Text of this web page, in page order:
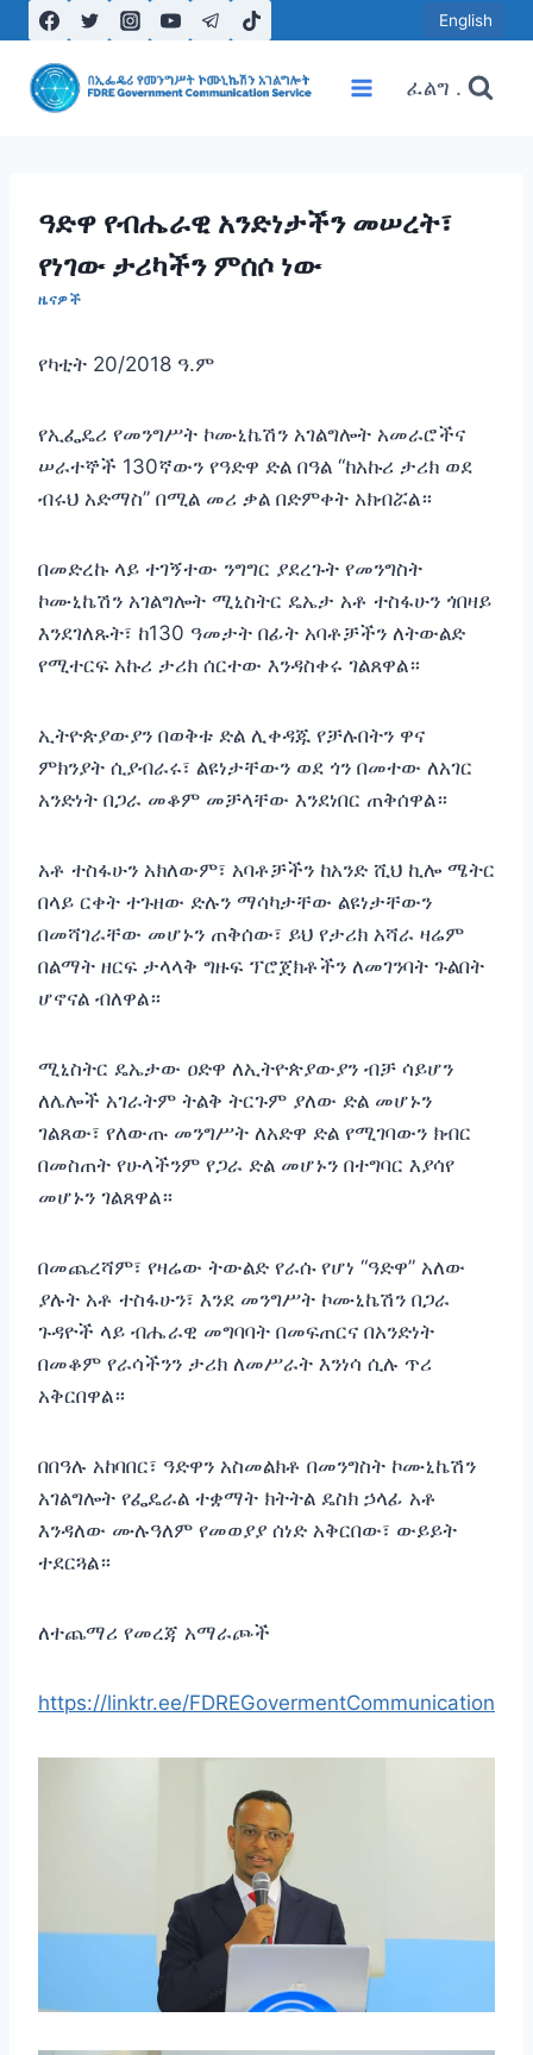
to
content
English
ፈልግ .
ዓድዋ የብሔራዊ አንድነታችን መሠረት፣
የነገው ታሪካችን ምሰሶ ነው
ዜናዎች
የካቲት 20/2018 ዓ.ም
የኢፌዴሪ የመንግሥት ኮሙኒኬሽን አገልግሎት አመራሮችና
ሠራተኞች 130ኛውን የዓድዋ ድል በዓል “ከአኩሪ ታሪክ ወደ
ብሩህ አድማስ” በሚል መሪ ቃል በድምቀት አክብሯል።
በመድረኩ ላይ ተገኝተው ንግግር ያደረጉት የመንግስት
ኮሙኒኬሽን አገልግሎት ሚኒስትር ዴኤታ አቶ ተስፋሁን ጎበዛይ
እንደገለጹት፣ ከ130 ዓመታት በፊት አባቶቻችን ለትውልድ
የሚተርፍ አኩሪ ታሪክ ሰርተው እንዳስቀሩ ገልጸዋል።
ኢትዮጵያውያን በወቅቱ ድል ሊቀዳጁ የቻሉበትን ዋና
ምክንያት ሲያብራሩ፣ ልዩነታቸውን ወደ ጎን በመተው ለአገር
አንድነት በጋራ መቆም መቻላቸው እንደነበር ጠቅሰዋል።
አቶ ተስፋሁን አክለውም፣ አባቶቻችን ከአንድ ሺህ ኪሎ ሜትር
በላይ ርቀት ተጉዘው ድሉን ማሳካታቸው ልዩነታቸውን
በመሻገራቸው መሆኑን ጠቅሰው፣ ይህ የታሪክ አሻራ ዛሬም
በልማት ዘርፍ ታላላቅ ግዙፍ ፕሮጀክቶችን ለመገንባት ጉልበት
ሆኖናል ብለዋል።
ሚኒስትር ዴኤታው ዐድዋ ለኢትዮጵያውያን ብቻ ሳይሆን
ለሌሎች አገራትም ትልቅ ትርጉም ያለው ድል መሆኑን
ገልጸው፣ የለውጡ መንግሥት ለአድዋ ድል የሚገባውን ክብር
በመስጠት የሁላችንም የጋራ ድል መሆኑን በተግባር እያሳየ
መሆኑን ገልጸዋል።
በመጨረሻም፣ የዛሬው ትውልድ የራሱ የሆነ “ዓድዋ” አለው
ያሉት አቶ ተስፋሁን፣ እንደ መንግሥት ኮሙኒኬሽን በጋራ
ጉዳዮች ላይ ብሔራዊ መግባባት በመፍጠርና በአንድነት
በመቆም የራሳችንን ታሪክ ለመሥራት እንነሳ ሲሉ ጥሪ
አቅርበዋል።
በበዓሉ አከባበር፣ ዓድዋን አስመልክቶ በመንግስት ኮሙኒኬሽን
አገልግሎት የፌዴራል ተቋማት ክትትል ዴስክ ኃላፊ አቶ
እንዳለው ሙሉዓለም የመወያያ ሰነድ አቅርበው፣ ውይይት
ተደርጓል።
ለተጨማሪ የመረጃ አማራጮች
https://linktr.ee/FDREGovermentCommunication